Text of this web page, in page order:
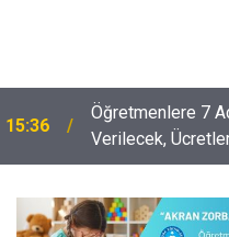
15:36
Öğretmenlere 7
Verilecek, Ücretler